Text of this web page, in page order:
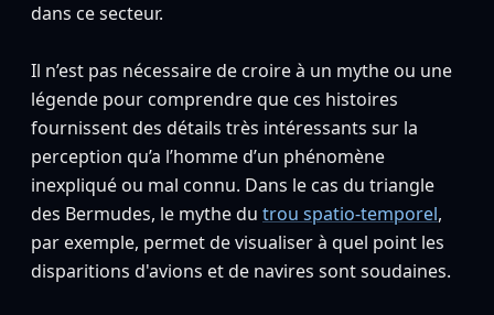
dans ce secteur.
Il n’est pas nécessaire de croire à un mythe ou une
légende pour comprendre que ces histoires
fournissent des détails très intéressants sur la
perception qu’a l’homme d’un phénomène
inexpliqué ou mal connu. Dans le cas du triangle
des Bermudes, le mythe du trou spatio-temporel,
par exemple, permet de visualiser à quel point les
disparitions d'avions et de navires sont soudaines.